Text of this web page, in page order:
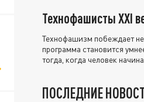
Технофашисты XXI
Технофашизм побеждает не
программа становится
тогда, когда человек
ПОСЛЕДНИЕ